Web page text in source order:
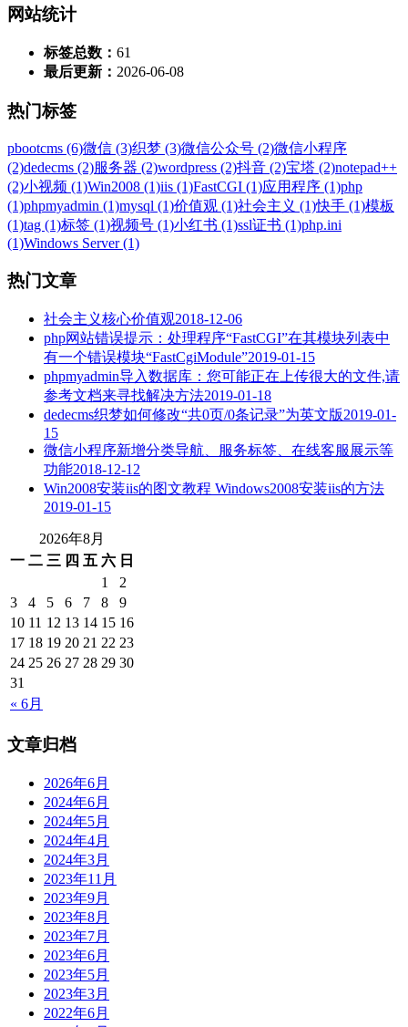
网站统计
标签总数： 61
最后更新： 2026-06-08
热门标签
pbootcms (6)微信 (3)织梦 (3)微信公众号 (2)微信小程序
(2)dedecms (2)服务器 (2)wordpress (2)抖音 (2)宝塔 (2)notepad++
(2)小视频 (1)Win2008 (1)iis (1)FastCGI (1)应用程序 (1)php
(1)phpmyadmin (1)mysql (1)价值观 (1)社会主义 (1)快手 (1)模板
(1)tag (1)标签 (1)视频号 (1)小红书 (1)ssl证书 (1)php.ini
(1)Windows Server (1)
热门文章
社会主义核心价值观2018-12-06
php网站错误提示：处理程序“FastCGI”在其模块列表中
有一个错误模块“FastCgiModule”2019-01-15
phpmyadmin导入数据库：您可能正在上传很大的文件,请
参考文档来寻找解决方法2019-01-18
dedecms织梦如何修改“共0页/0条记录”为英文版2019-01-
15
微信小程序新增分类导航、服务标签、在线客服展示等
功能2018-12-12
Win2008安装iis的图文教程 Windows2008安装iis的方法
2019-01-15
2026年8月
一 二 三 四 五 六 日
« 6月
1
2
3
4 5 6 7 8
9
10 11 12 13 14 15 16
17 18 19 20 21 22 23
24 25 26 27 28 29 30
31
文章归档
2026年6月
2024年6月
2024年5月
2024年4月
2024年3月
2023年11月
2023年9月
2023年8月
2023年7月
2023年6月
2023年5月
2023年3月
2022年6月